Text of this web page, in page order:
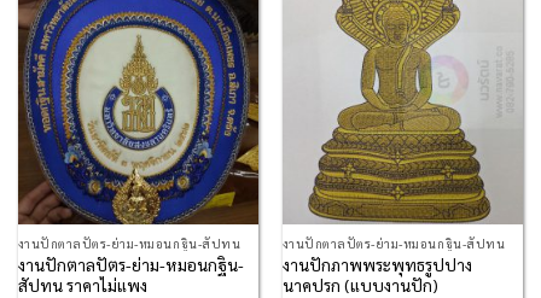
Wishlist
งานปักตาลปัตร-ย่าม-หมอนกฐิน-สัปทน
งานปักตาลปัตร-ย่าม-หมอนกฐิน-
สัปทน ราคาไม่แพง
งานปักตาลปัตร-ย่าม-หมอนกฐิน-สัปทน
งานปักภาพพระพุทธรูปปาง
นาคปรก (แบบงานปัก)